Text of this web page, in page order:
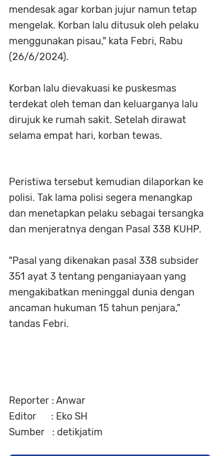
mendesak agar korban jujur namun tetap
mengelak. Korban lalu ditusuk oleh pelaku
menggunakan pisau," kata Febri, Rabu
(26/6/2024).
Korban lalu dievakuasi ke puskesmas
terdekat oleh teman dan keluarganya lalu
dirujuk ke rumah sakit. Setelah dirawat
selama empat hari, korban tewas.
Peristiwa tersebut kemudian dilaporkan ke
polisi. Tak lama polisi segera menangkap
dan menetapkan pelaku sebagai tersangka
dan menjeratnya dengan Pasal 338 KUHP.
"Pasal yang dikenakan pasal 338 subsider
351 ayat 3 tentang penganiayaan yang
mengakibatkan meninggal dunia dengan
ancaman hukuman 15 tahun penjara,"
tandas Febri.
Reporter : Anwar
Editor : Eko SH
Sumber : detikjatim